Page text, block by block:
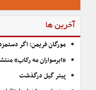
آخرین ها
مورگان فریمن: اگر
«ابرسواران مه رکاب»
پیتر گیل درگذشت